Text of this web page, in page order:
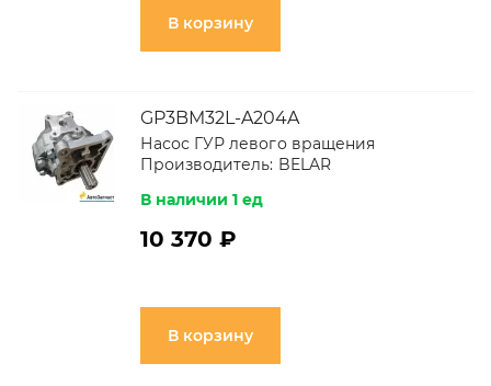
В корзину
GP3BM32L-A204A
Насос ГУР левого вращения
Производитель: BELAR
В наличии 1 ед
10 370 ₽
В корзину